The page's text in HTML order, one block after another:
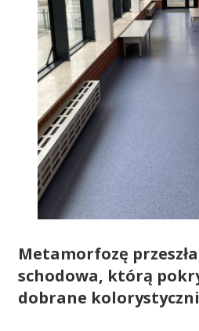
Metamorfozę
schodowa, którą
dobrane